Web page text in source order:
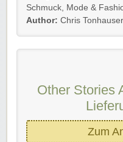
Einfach dem Link zu
Viel Spaß beim Stöbern!
Schmuck
Mode &
Author: Chris Tonhauser
Other Stories
Zum